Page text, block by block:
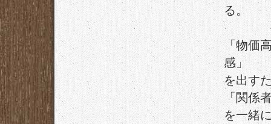
る。
「物価
感」
を出す
「関係
を一緒